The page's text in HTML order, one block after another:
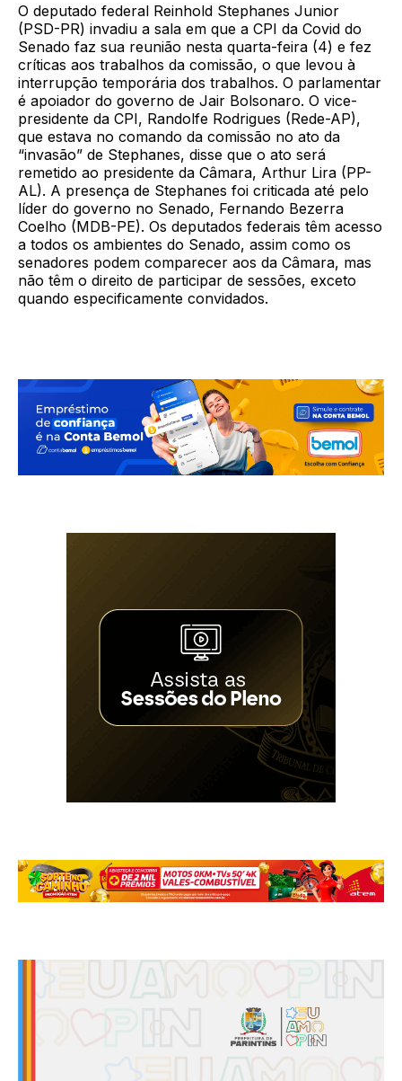
O deputado federal Reinhold Stephanes Junior
(PSD-PR) invadiu a sala em que a CPI da Covid do
Senado faz sua reunião nesta quarta-feira (4) e fez
críticas aos trabalhos da comissão, o que levou à
interrupção temporária dos trabalhos. O parlamentar
é apoiador do governo de Jair Bolsonaro. O vice-
presidente da CPI, Randolfe Rodrigues (Rede-AP),
que estava no comando da comissão no ato da
“invasão” de Stephanes, disse que o ato será
remetido ao presidente da Câmara, Arthur Lira (PP-
AL). A presença de Stephanes foi criticada até pelo
líder do governo no Senado, Fernando Bezerra
Coelho (MDB-PE). Os deputados federais têm acesso
a todos os ambientes do Senado, assim como os
senadores podem comparecer aos da Câmara, mas
não têm o direito de participar de sessões, exceto
quando especificamente convidados.